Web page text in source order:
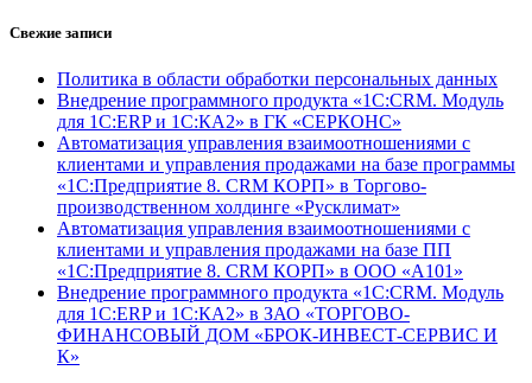
Свежие записи
Политика в области обработки персональных данных
Внедрение программного продукта «1С:CRM. Модуль
для 1С:ERP и 1С:КА2» в ГК «СЕРКОНС»
Автоматизация управления взаимоотношениями с
клиентами и управления продажами на базе программы
«1С:Предприятие 8. CRM КОРП» в Торгово-
производственном холдинге «Русклимат»
Автоматизация управления взаимоотношениями с
клиентами и управления продажами на базе ПП
«1С:Предприятие 8. CRM КОРП» в ООО «А101»
Внедрение программного продукта «1С:CRM. Модуль
для 1С:ERP и 1С:КА2» в ЗАО «ТОРГОВО-
ФИНАНСОВЫЙ ДОМ «БРОК-ИНВЕСТ-СЕРВИС И
К»